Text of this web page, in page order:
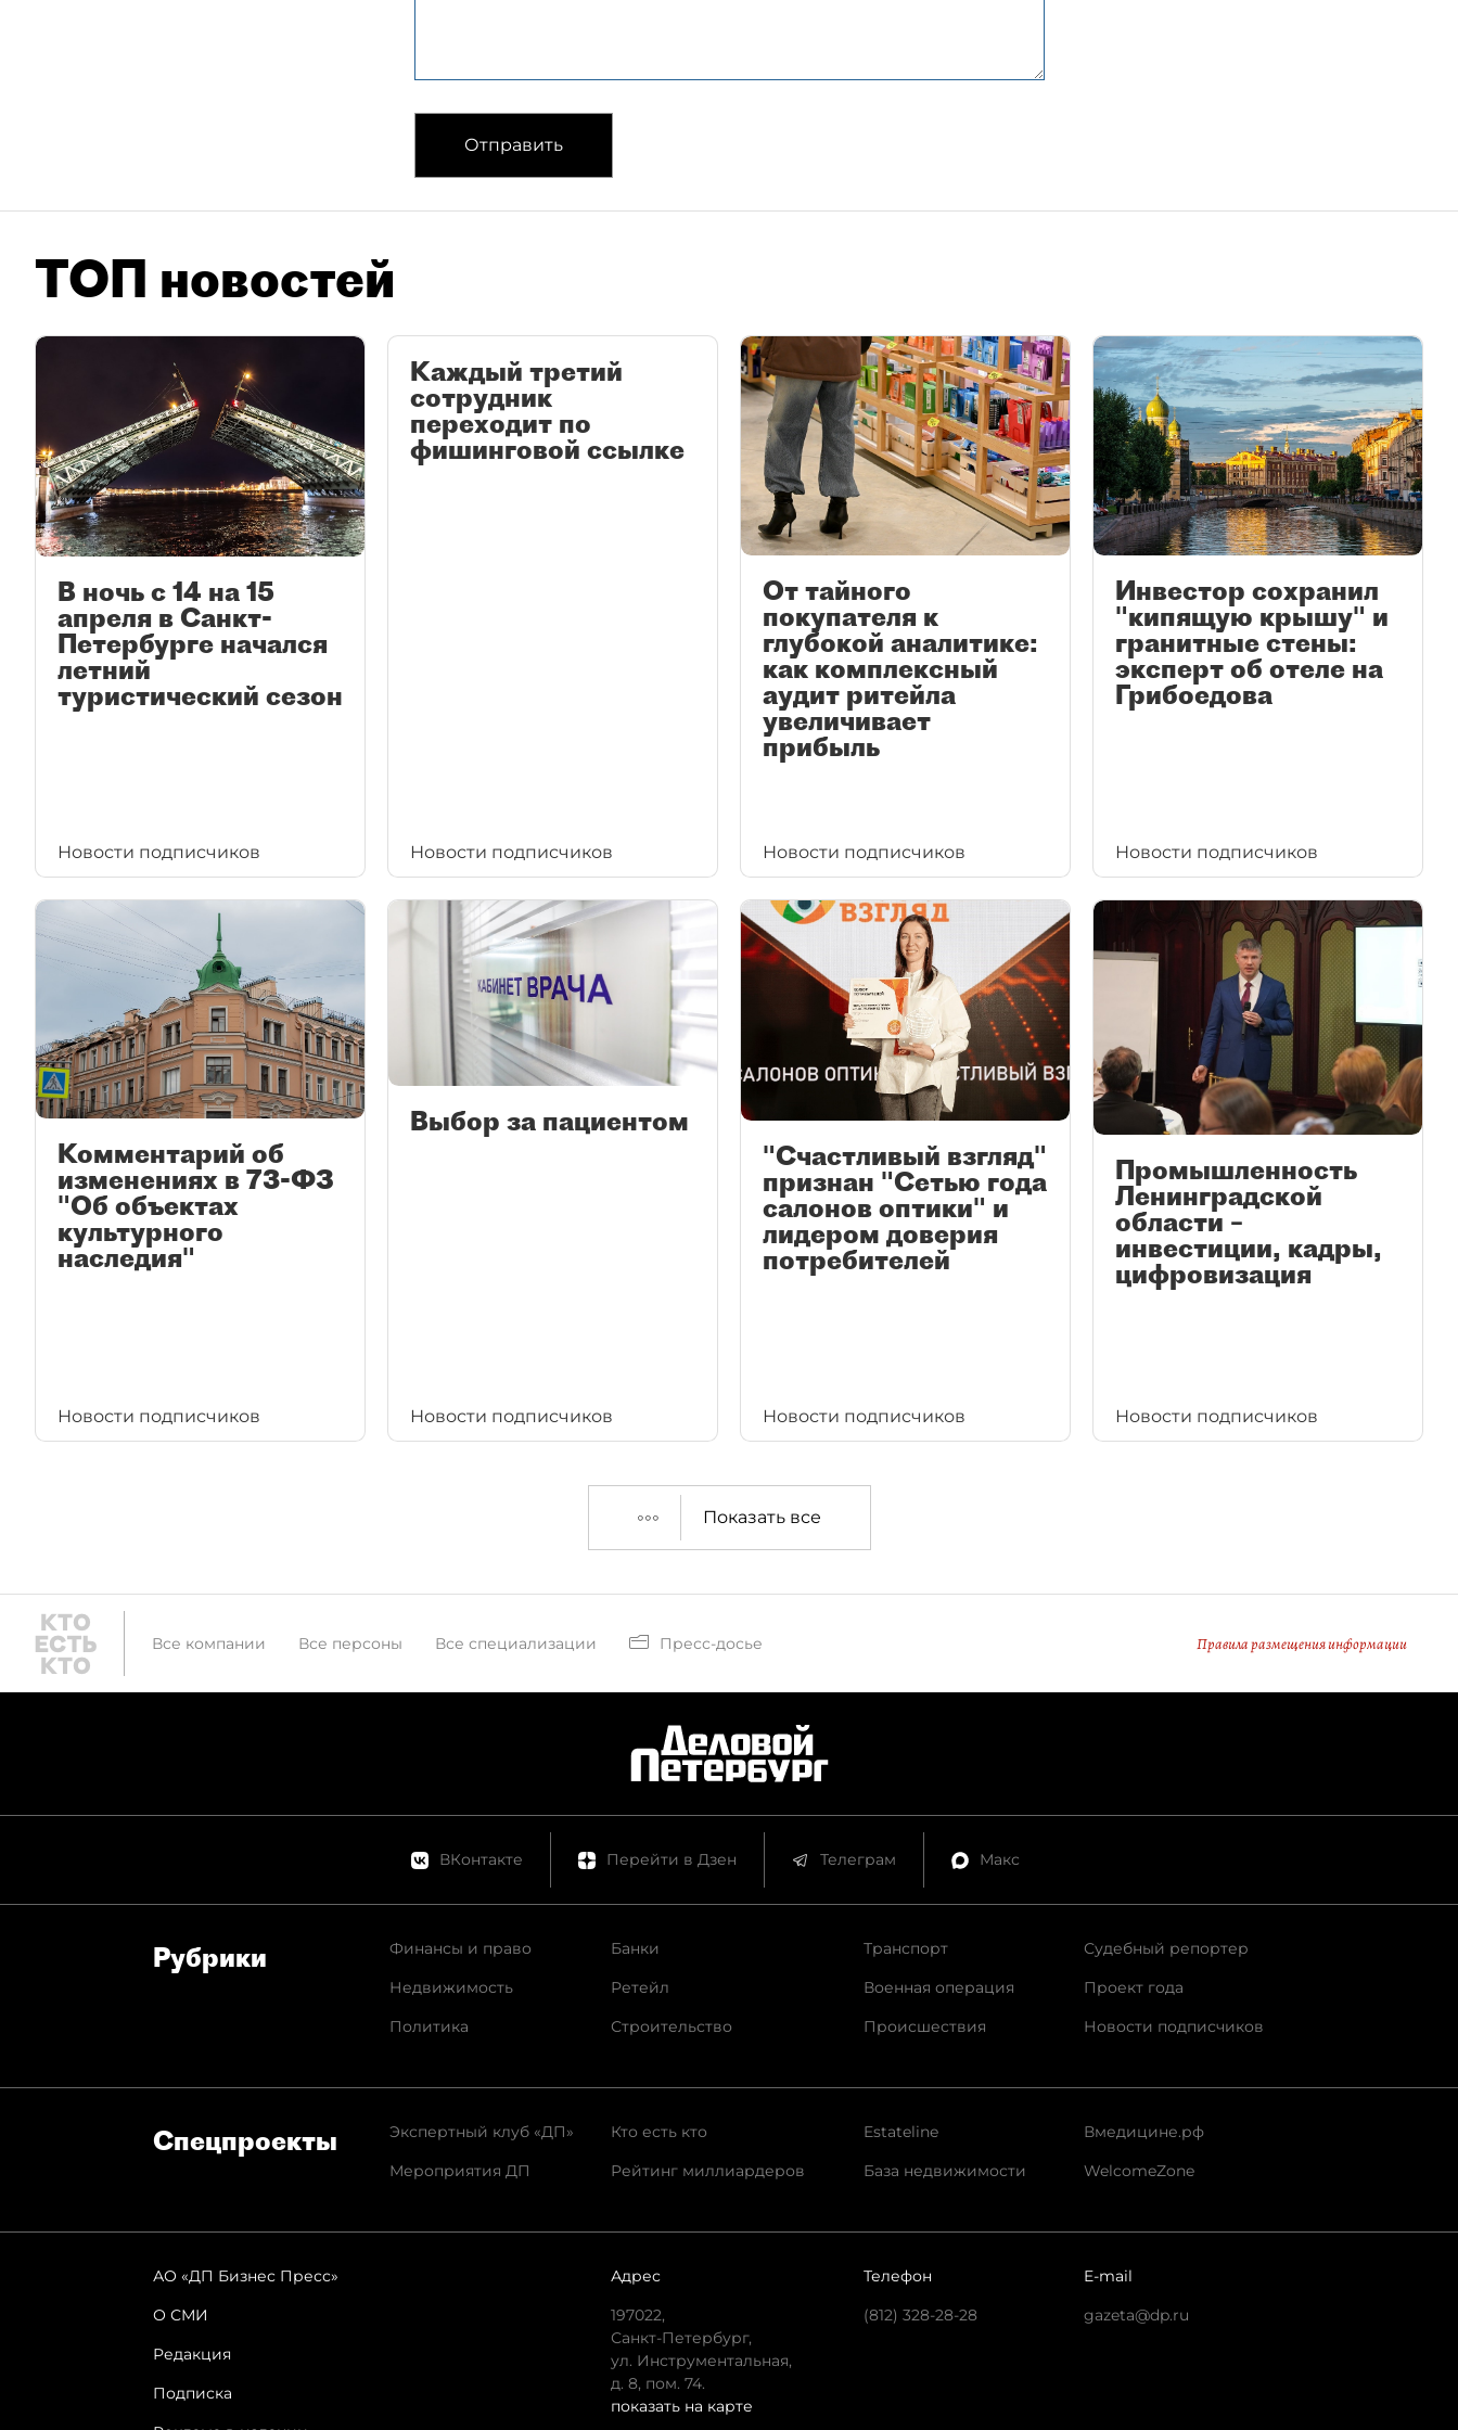
Отправить
ТОП новостей
В ночь с 14 на 15
апреля в Санкт-
Петербурге начался
летний
туристический сезон
Новости подписчиков
Каждый третий
сотрудник
переходит по
фишинговой ссылке
Новости подписчиков
От тайного
покупателя к
глубокой аналитике:
как комплексный
аудит ритейла
увеличивает
прибыль
Новости подписчиков
Инвестор сохранил
"кипящую крышу" и
гранитные стены:
эксперт об отеле на
Грибоедова
Новости подписчиков
Комментарий об
изменениях в 73-ФЗ
"Об объектах
культурного
наследия"
Новости подписчиков
Выбор за пациентом
Новости подписчиков
"Счастливый взгляд"
признан "Сетью года
салонов оптики" и
лидером доверия
потребителей
Новости подписчиков
Промышленность
Ленинградской
области –
инвестиции, кадры,
цифровизация
Новости подписчиков
Показать все
Все компании Все персоны Все специализации Пресс-досье Правила размещения информации
ВКонтакте Перейти в Дзен Телеграм Макс
Рубрики
Финансы и право
Недвижимость
Политика
Банки
Ретейл
Строительство
Транспорт
Военная операция
Происшествия
Судебный репортер
Проект года
Новости подписчиков
Спец­проекты
Экспертный клуб «ДП»
Мероприятия ДП
Кто есть кто
Рейтинг миллиардеров
Estateline
База недвижимости
Вмедицине.рф
WelcomeZone
АО «ДП Бизнес Пресс»
О СМИ
Редакция
Подписка
Адрес
197022,
Санкт-Петербург,
ул. Инструментальная,
д. 8, пом. 74.
показать на карте
Телефон
(812) 328-28-28
E-mail
gazeta@dp.ru